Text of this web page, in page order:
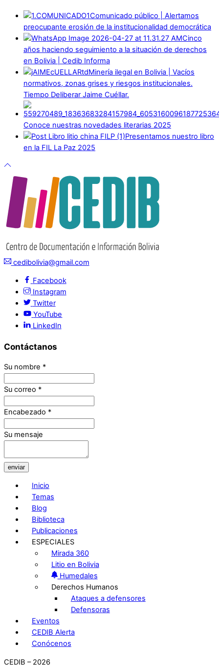
Comunicado público | Alertamos
preocupante erosión de la institucionalidad democrática
Cinco
años haciendo seguimiento a la situación de derechos
en Bolivia | Cedib Informa
Minería ilegal en Bolivia | Vacíos
normativos, zonas grises y riesgos institucionales.
Tiempo Deliberar Jaime Cuéllar.
Conoce nuestras novedades literarias 2025
Presentamos nuestro libro
en la FIL La Paz 2025
cedibolivia@gmail.com
Facebook
Instagram
Twitter
YouTube
LinkedIn
Contáctanos
Su nombre *
Su correo *
Encabezado *
Su mensaje
enviar
Inicio
Temas
Blog
Biblioteca
Publicaciones
ESPECIALES
Mirada 360
Litio en Bolivia
Humedales
Derechos Humanos
Ataques a defensores
Defensoras
Eventos
CEDIB Alerta
Conócenos
CEDIB – 2026